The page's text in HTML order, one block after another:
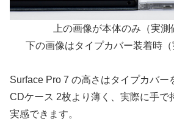
上の画像が本体のみ（実測
下の画像はタイプカバー装着時（
Surface Pro 7 の高さはタイプカバー
CDケース 2枚より薄く、実際に手で
実感できます。